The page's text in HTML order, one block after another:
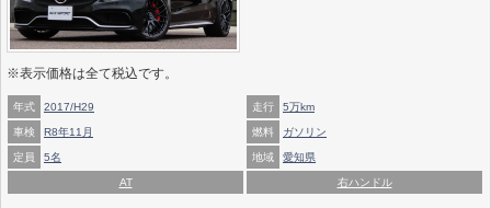
※表示価格は全て税込です。
年式 2017/H29 走行 5万km
車検 R8年11月 燃料 ガソリン
定員 5名 地域 愛知県
AT 右ハンドル